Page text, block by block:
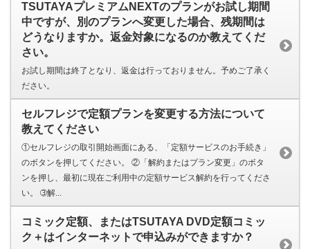
TSUTAYAプレミアムNEXTのプランがお試し期間
中ですが、別のプランへ変更した場合、残期間は
どうなりますか。返金対象になるのか教えてくだ
さい。
お試し期間は終了となり、返金は行っておりません。予めご了承く
ださい。
セルフレジで定額プランを変更する方法について
教えてください
①セルフレジの取引開始画面にある、「定額サービスのお手続き」
のボタンを押してください。 ②「解約またはプラン変更」のボタ
ンを押し、最初に現在ご利用中の定額サービス解約を行ってくださ
い。 ➂解...
コミック定額、またはTSUTAYA DVD定額コミッ
ク＋はインターネットで申込みができますか？